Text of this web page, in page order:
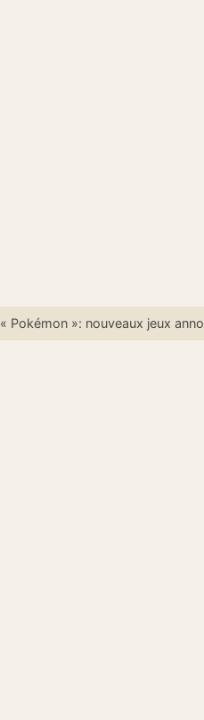
Pokémon »: nouveaux jeux